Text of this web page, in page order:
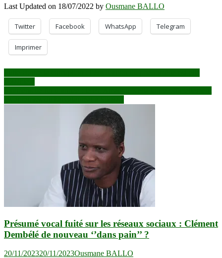
Last Updated on 18/07/2022 by Ousmane BALLO
Twitter Facebook WhatsApp Telegram
Imprimer
Navigation
de
l’article
Présumé vocal fuité sur les réseaux sociaux : Clément
Dembélé de nouveau ‘’dans pain’’ ?
20/11/202320/11/2023Ousmane BALLO